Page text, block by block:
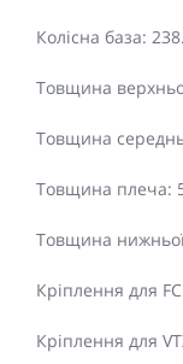
Колісна база:
Товщина
Товщина
Товщина плеча:
Товщина
Кріплення для
Кріплення для